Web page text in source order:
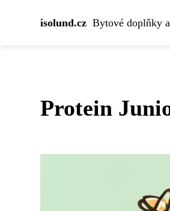
isolund.cz Bytové doplňky
Protein